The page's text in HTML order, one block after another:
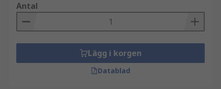
Antal
Lägg i korgen
Datablad